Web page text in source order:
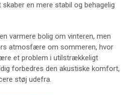
en mere stabil og behagelig
varmere bolig om vinteren, men
atmosfære om sommeren, hvor
et problem i utilstrækkeligt
forbedres den akustiske komfort,
støj udefra.